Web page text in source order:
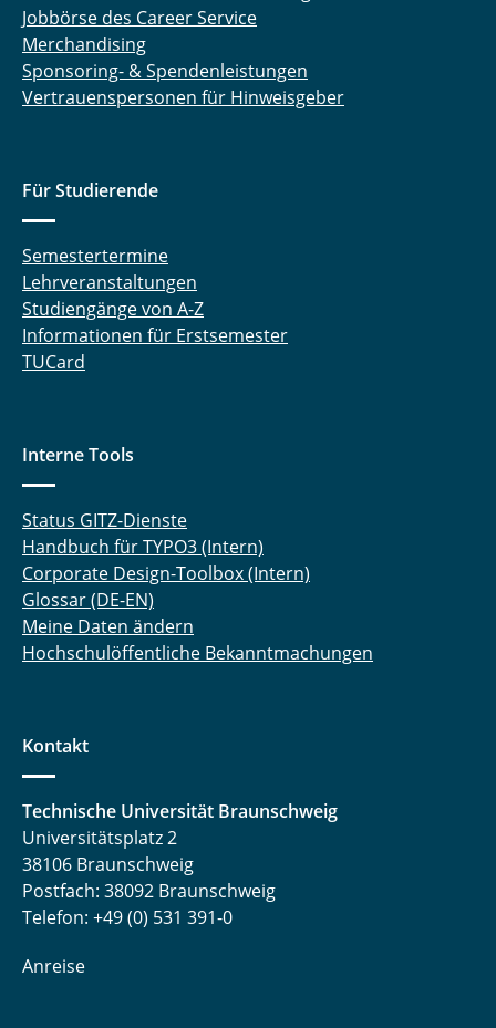
Jobbörse des Career Service
Merchandising
Sponsoring- & Spendenleistungen
Vertrauenspersonen für Hinweisgeber
Für Studierende
Semestertermine
Lehrveranstaltungen
Studiengänge von A-Z
Informationen für Erstsemester
TUCard
Interne Tools
Status GITZ-Dienste
Handbuch für TYPO3 (Intern)
Corporate Design-Toolbox (Intern)
Glossar (DE-EN)
Meine Daten ändern
Hochschulöffentliche Bekanntmachungen
Kontakt
Technische Universität Braunschweig
Universitätsplatz 2
38106 Braunschweig
Postfach: 38092 Braunschweig
Telefon: +49 (0) 531 391-0
Anreise